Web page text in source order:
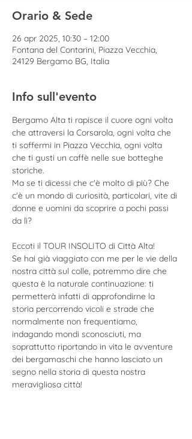
Orario & Sede
26 apr 2025, 10:30 – 12:00
Fontana del Contarini, Piazza Vecchia,
24129 Bergamo BG, Italia
Info sull'evento
Bergamo Alta ti rapisce il cuore ogni volta
che attraversi la Corsarola, ogni volta che
ti soffermi in Piazza Vecchia, ogni volta
che ti gusti un caffè nelle sue botteghe
storiche.
Ma se ti dicessi che c'è molto di più? Che
c'è un mondo di curiosità, particolari, vite di
donne e uomini da scoprire a pochi passi
da lì?
Eccoti il TOUR INSOLITO di Città Alta!
Se hai già viaggiato con me per le vie della
nostra città sul colle, potremmo dire che
questa è la naturale continuazione: ti
permetterà infatti di approfondirne la
storia percorrendo vicoli e strade che
normalmente non frequentiamo,
indagando mondi sconosciuti, ma
soprattutto riportando in vita le avventure
dei bergamaschi che hanno lasciato un
segno nella storia di questa nostra
meravigliosa città!